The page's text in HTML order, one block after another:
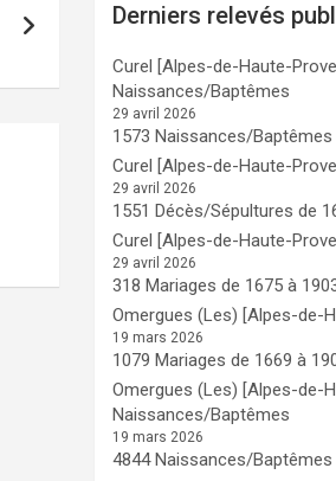
Derniers relevés
Curel [Alpes-de-Haute-
Naissances/Baptêmes
29 avril 2026
1573 Naissances/
Curel [Alpes-de-Haute-
29 avril 2026
1551 Décès/Sépultures de
Curel [Alpes-de-Haute-
29 avril 2026
318 Mariages de 1675 à
Omergues (Les) [Alpes-de-
19 mars 2026
1079 Mariages de 1669 à
Omergues (Les) [Alpes-de-
Naissances/Baptêmes
19 mars 2026
4844 Naissances/Baptêmes